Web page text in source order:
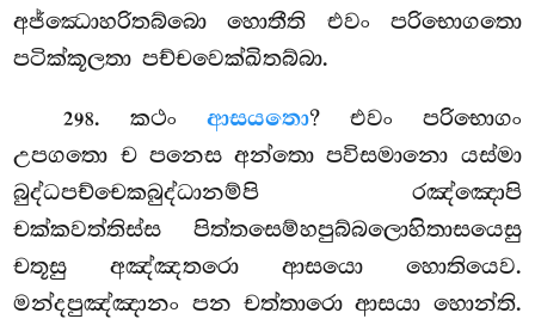
අජ්ඣොහරිතබ්බො හොතීති එවං පරිභොගතො
පටික්කූලතා පච්චවෙක්ඛිතබ්බා.
298. කථං ආසයතො? එවං පරිභොගං
උපගතො ච පනෙස අන්තො පවිසමානො යස්මා
බුද්ධපච්චෙකබුද්ධානම්පි රඤ්ඤොපි
චක්කවත්තිස්ස පිත්තසෙම්හපුබ්බලොහිතාසයෙසු
චතූසු අඤ්ඤතරො ආසයො හොතියෙව.
මන්දපුඤ්ඤානං පන චත්තාරො ආසයා හොන්ති.